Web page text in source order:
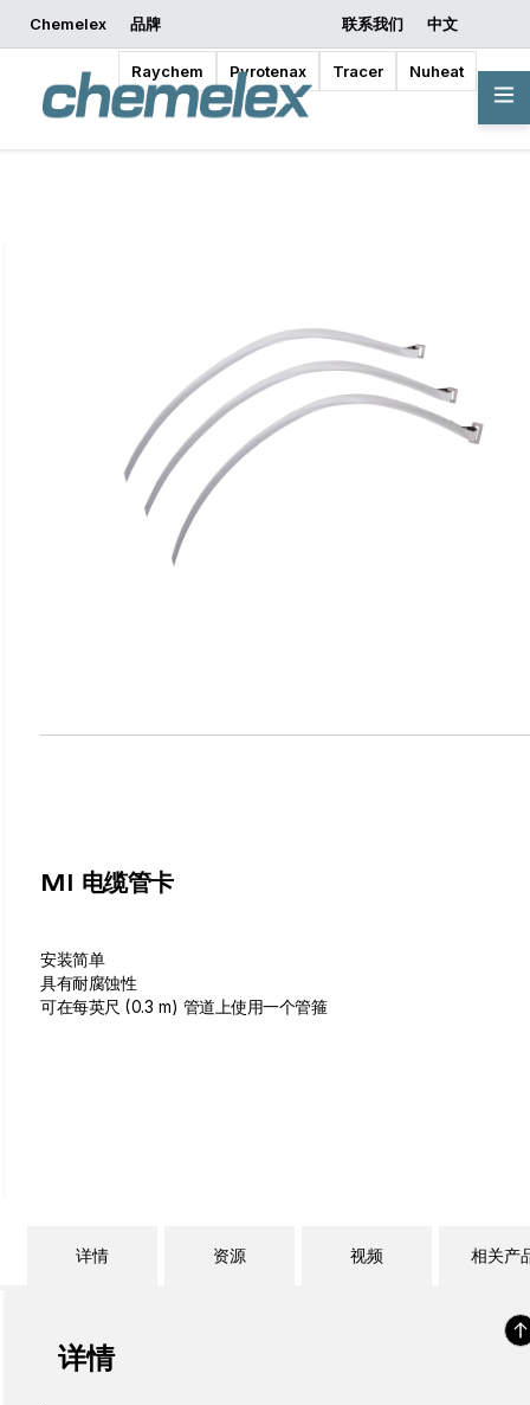
Chemelex 品牌
Raychem Pyrotenax Tracer Nuheat
联系我们
中文
索取报价
开始设计
概览
MI 电缆管卡
安装简单
具有耐腐蚀性
可在每英尺 (0.3 m) 管道上使用一个管箍
详情 资源 视频 相关产
详情